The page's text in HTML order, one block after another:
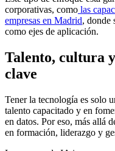
corporativas, como las
empresas en Madrid, donde
como ejes de aplicación.
Talento, cultura
clave
Tener la tecnología es solo
talento capacitado y en
en datos. Por eso, más allá
en formación, liderazgo y